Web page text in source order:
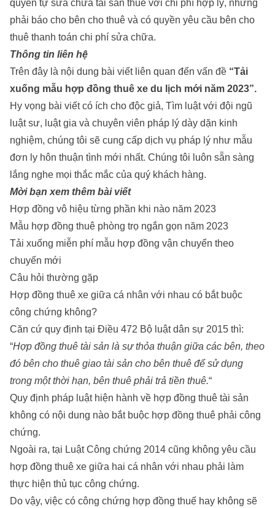
quyền tự sửa chữa tài sản thuê với chi phí hợp lý, nhưng
phải báo cho bên cho thuê và có quyền yêu cầu bên cho
thuê thanh toán chi phí sửa chữa.
Thông tin liên hệ
Trên đây là nội dung bài viết liên quan đến vấn đề “Tải
xuống mẫu hợp đồng thuê xe du lịch mới năm 2023”.
Hy vọng bài viết có ích cho độc giả, Tìm luậtvới đội ngũ
luật sư, luật gia và chuyên viên pháp lý dày dặn kinh
nghiệm, chúng tôi sẽ cung cấp dịch vụ pháp lý như mẫu
đơn ly hôn thuận tình mới nhất. Chúng tôi luôn sẵn sàng
lắng nghe mọi thắc mắc của quý khách hàng.
Mời bạn xem thêm bài viết
Hợp đồng vô hiệu từng phần khi nào năm 2023
Mẫu hợp đồng thuê phòng trọ ngắn gọn năm 2023
Tải xuống miễn phí mẫu hợp đồng vận chuyển theo
chuyến mới
Câu hỏi thường gặp
Hợp đồng thuê xe giữa cá nhân với nhau có bắt buộc
công chứng không?
Căn cứ quy định tại Điều 472 Bộ luật dân sự 2015 thì:
“Hợp đồng thuê tài sản là sự thỏa thuận giữa các bên, theo
đó bên cho thuê giao tài sản cho bên thuê để sử dụng
trong một thời hạn, bên thuê phải trả tiền thuê.“
Quy định pháp luật hiện hành về hợp đồng thuê tài sản
không có nội dung nào bắt buộc hợp đồng thuê phải công
chứng.
Ngoài ra, tại Luật Công chứng 2014 cũng không yêu cầu
hợp đồng thuê xe giữa hai cá nhân với nhau phải làm
thực hiện thủ tục công chứng.
Do vậy, việc có công chứng hợp đồng thuế hay không sẽ